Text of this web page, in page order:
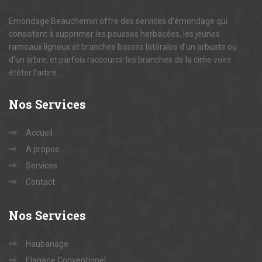
Emondage Beauchemin offre des services d’émondage qui
consistent à supprimer les pousses herbacées, les jeunes
rameaux ligneux et branches basses latérales d’un arbuste ou
d’un arbre, et parfois raccourcir les branches de la cime voire
étêter l’arbre.
Nos Services
Accueil
A propos
Services
Contact
Nos Services
Haubanage